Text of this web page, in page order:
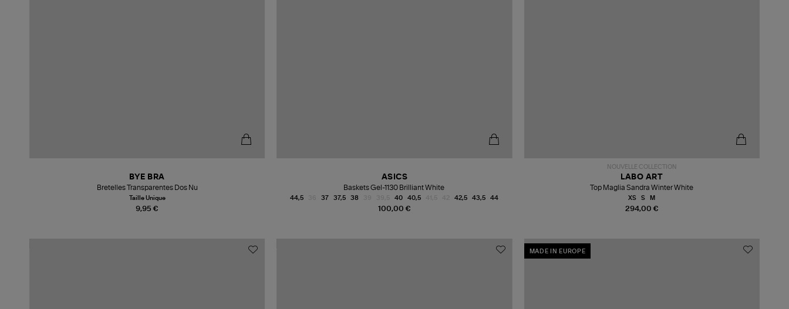
9,95 €
BYE BRA
Bretelles Transparentes Dos Nu
Taille Unique
100,00 €
ASICS
Baskets Gel-1130 Brilliant White
44,5 37 37,5 38 40 40,5 42,5 43,5 44
NOUVELLE COLLECTION
294,00 €
LABO ART
Top Maglia Sandra Winter White
XS S M
MADE IN EUROPE